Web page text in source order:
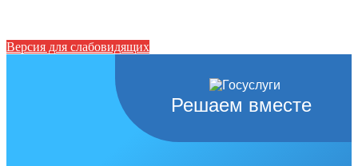
Версия для слабовидящих
Решаем вместе